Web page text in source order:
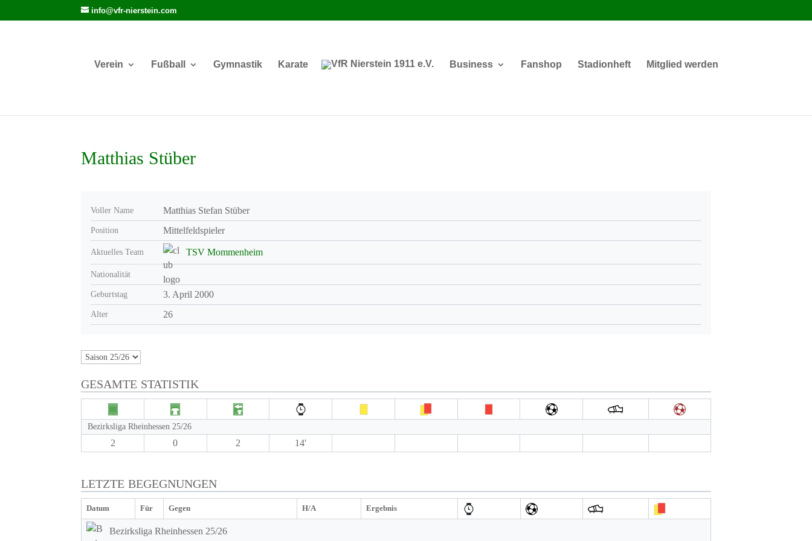
info@vfr-nierstein.com
Verein Fußball Gymnastik Karate Business Fanshop Stadionheft Mitglied werden
Matthias Stüber
Voller Name Matthias Stefan Stüber
Position Mittelfeldspieler
Aktuelles Team TSV Mommenheim
Nationalität
Geburtstag 3. April 2000
Alter 26
GESAMTE STATISTIK
Bezirksliga Rheinhessen 25/26
2 0 2 14′
LETZTE BEGEGNUNGEN
Datum Für Gegen H/A Ergebnis
Bezirksliga Rheinhessen 25/26